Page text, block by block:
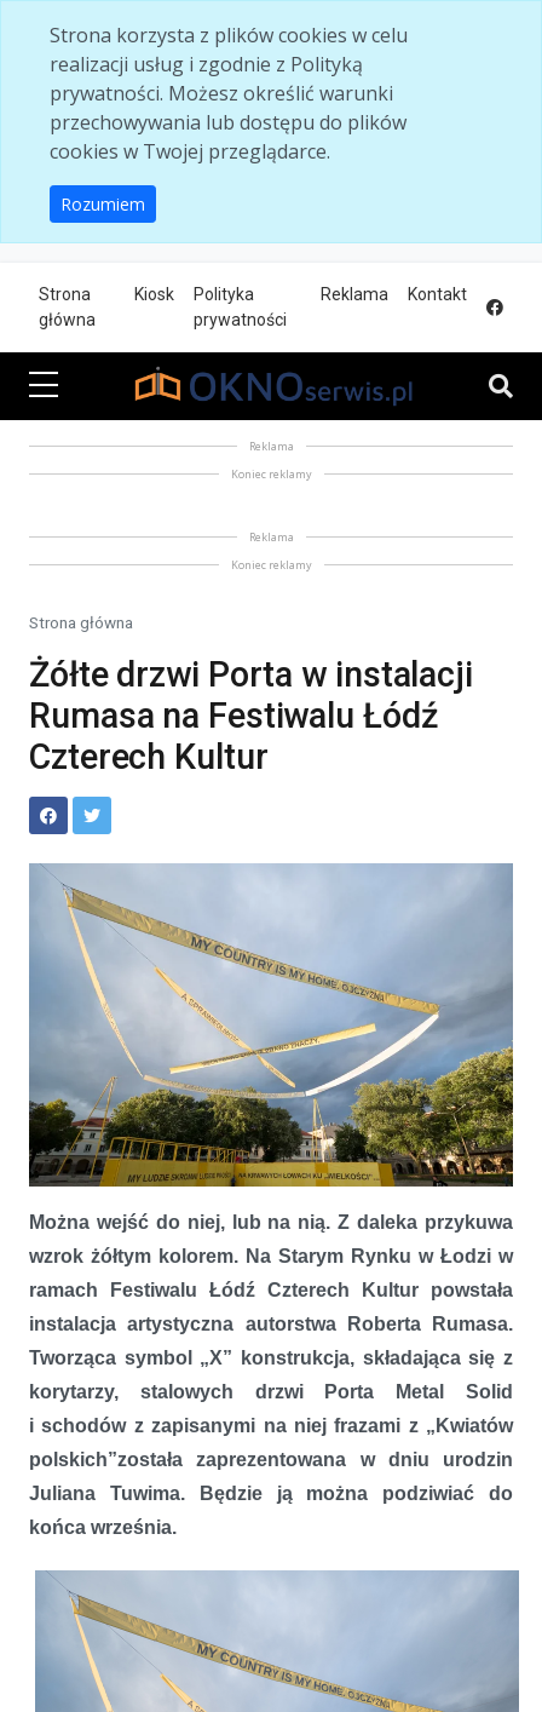
Strona korzysta z plików cookies w celu
realizacji usług i zgodnie z Polityką
prywatności. Możesz określić warunki
przechowywania lub dostępu do plików
cookies w Twojej przeglądarce.
Rozumiem
Strona
główna
Kiosk
Polityka
prywatności
Reklama Kontakt
Reklama
Koniec reklamy
Reklama
Koniec reklamy
Strona główna
Żółte drzwi Porta w instalacji
Rumasa na Festiwalu Łódź
Czterech Kultur
Kultur
Można wejść do niej, lub na nią. Z daleka przykuwa
wzrok żółtym kolorem. Na Starym Rynku w Łodzi w
ramach Festiwalu Łódź Czterech Kultur powstała
instalacja artystyczna autorstwa Roberta Rumasa.
Tworząca symbol „X” konstrukcja, składająca się z
korytarzy, stalowych drzwi Porta Metal Solid
i schodów z zapisanymi na niej frazami z „Kwiatów
polskich”została zaprezentowana w dniu urodzin
Juliana Tuwima. Będzie ją można podziwiać do
końca września.